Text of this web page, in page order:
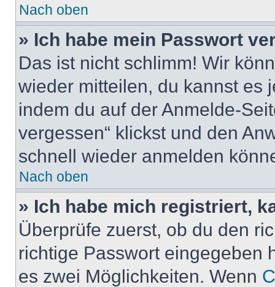
Nach oben
» Ich habe mein Passwort
Das ist nicht schlimm! Wir
wieder mitteilen, du kannst es
indem du auf der Anmelde-
vergessen“ klickst und den
schnell wieder anmelden
Nach oben
» Ich habe mich registriert,
Überprüfe zuerst, ob du den
richtige Passwort eingegeben
es zwei Möglichkeiten. Wenn